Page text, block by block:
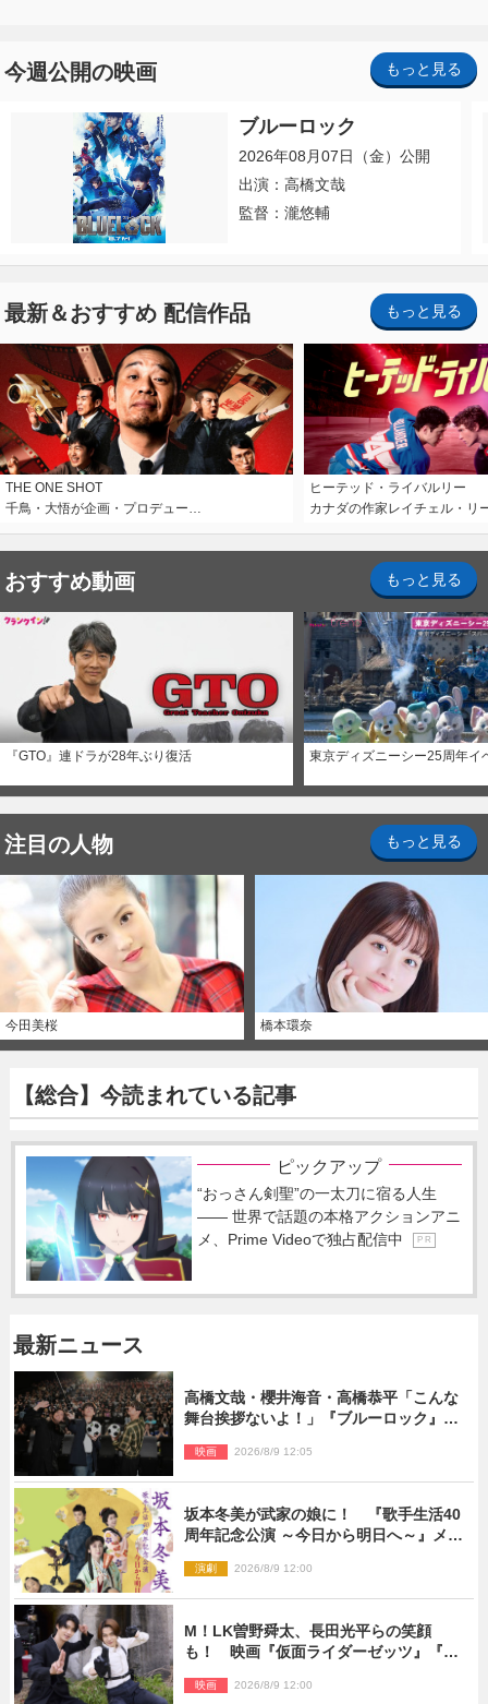
今週公開の映画 もっと見る
ブルーロック
2026年08月07日（金）公開
出演：高橋文哉
監督：瀧悠輔
最新＆おすすめ 配信作品 もっと見る
THE ONE SHOT
千鳥・大悟が企画・プロデュー…
ヒーテッド・ライバルリー
カナダの作家レイチェル・リ
おすすめ動画 もっと見る
『GTO』連ドラが28年ぶり復活 東京ディズニーシー25周年イ
注目の人物 もっと見る
今田美桜 橋本環奈
【総合】今読まれている記事
ピックアップ
“おっさん剣聖”の一太刀に宿る人生
―― 世界で話題の本格アクションアニ
メ、Prime Videoで独占配信中
P R
最新ニュース
高橋文哉・櫻井海音・高橋恭平「こんな
舞台挨拶ないよ！」『ブルーロック』自
映画 2026/8/9 12:05
坂本冬美が武家の娘に！ 『歌手生活40
周年記念公演 ～今日から明日へ～』メイ
演劇 2026/8/9 12:00
M！LK曽野舜太、長田光平らの笑顔
も！ 映画『仮面ライダーゼッツ』『超
ショット到着
映画 2026/8/9 12:00